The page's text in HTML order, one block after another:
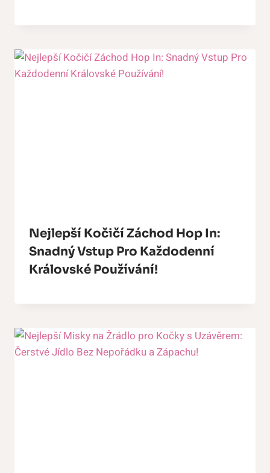
Nejlepší Kočičí Záchod Hop In:
Snadný Vstup Pro Každodenní
Královské Používání!